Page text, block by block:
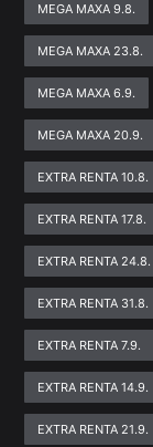
MEGA MAXA 9.8.
MEGA MAXA 23.8.
MEGA MAXA 6.9.
MEGA MAXA 20.9.
EXTRA RENTA 10.8.
EXTRA RENTA 17.8.
EXTRA RENTA 24.8.
EXTRA RENTA 31.8.
EXTRA RENTA 7.9.
EXTRA RENTA 14.9.
EXTRA RENTA 21.9.